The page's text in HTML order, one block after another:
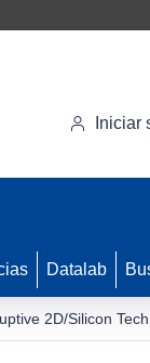
Iniciar
Datalab
2D/Silicon